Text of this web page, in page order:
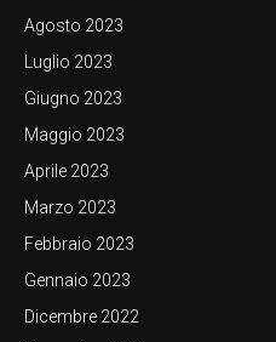
Agosto 2023
Luglio 2023
Giugno 2023
Maggio 2023
Aprile 2023
Marzo 2023
Febbraio 2023
Gennaio 2023
Dicembre 2022